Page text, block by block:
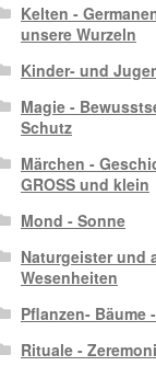
Kelten -
unsere Wurzeln
Kinder- und
Magie -
Schutz
Märchen -
GROSS und klein
Mond - Sonne
Naturgeister und
Wesenheiten
Pflanzen- Bäume
Rituale -